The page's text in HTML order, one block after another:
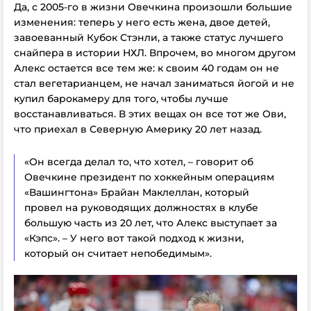
Да, с 2005-го в жизни Овечкина произошли большие
изменения: теперь у него есть жена, двое детей,
завоеванный Кубок Стэнли, а также статус лучшего
снайпера в истории НХЛ. Впрочем, во многом другом
Алекс остается все тем же: к своим 40 годам он не
стал вегетарианцем, не начал заниматься йогой и не
купил барокамеру для того, чтобы лучше
восстанавливаться. В этих вещах он все тот же Ови,
что приехал в Северную Америку 20 лет назад.
«Он всегда делал то, что хотел, – говорит об
Овечкине президент по хоккейным операциям
«Вашингтона» Брайан Маклеллан, который
провел на руководящих должностях в клубе
большую часть из 20 лет, что Алекс выступает за
«Кэпс». – У него вот такой подход к жизни,
который он считает непобедимым».